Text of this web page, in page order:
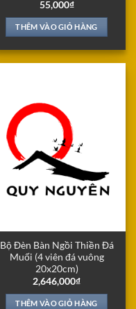
55,000₫
THÊM VÀO GIỎ HÀNG
Bộ Đèn Bàn Ngồi Thiền Đá
Muối (4 viên đá vuông
20x20cm)
2,646,000₫
THÊM VÀO GIỎ HÀNG